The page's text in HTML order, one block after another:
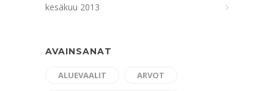
kesäkuu 2013
AVAINSANAT
ALUEVAALIT ARVOT